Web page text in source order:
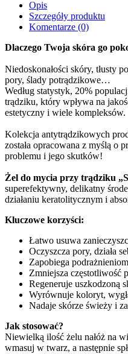
Opis
Szczegóły produktu
Komentarze (0)
Dlaczego Twoja skóra go
Niedoskonałości skóry, tłusty
pory, ślady potrądzikowe…
Według statystyk, 20%
trądziku, który wpływa na
estetyczny i wiele kompleksów.
Kolekcja antytrądzikowych
została opracowana z myślą o
problemu i jego skutków!
Żel do mycia przy trądziku
superefektywny, delikatny
działaniu keratolitycznym i
Kluczowe korzyści:
Łatwo usuwa
Oczyszcza pory, działa
Zapobiega podrażnieniom
Zmniejsza częstotliwość
Regeneruje uszkodzoną
Wyrównuje koloryt,
Nadaje skórze świeży i
Jak stosować?
Niewielką ilość żelu nałóż na
wmasuj w twarz, a następnie